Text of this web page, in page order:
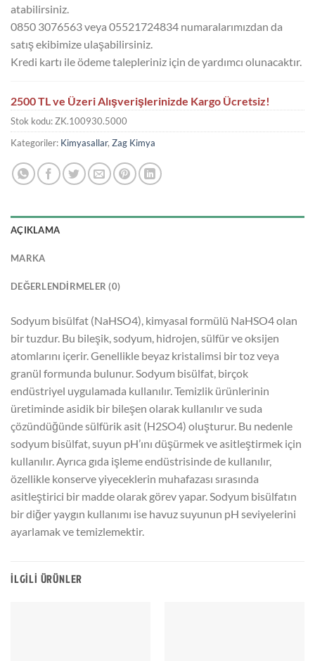
atabilirsiniz.
0850 3076563 veya 05521724834 numaralarımızdan da
satış ekibimize ulaşabilirsiniz.
Kredi kartı ile ödeme talepleriniz için de yardımcı olunacaktır.
2500 TL ve Üzeri Alışverişlerinizde Kargo Ücretsiz!
Stok kodu:ZK.100930.5000
Kategoriler: Kimyasallar, Zag Kimya
AÇIKLAMA
MARKA
DEĞERLENDIRMELER (0)
Sodyum bisülfat (NaHSO4), kimyasal formülü NaHSO4 olan
bir tuzdur. Bu bileşik, sodyum, hidrojen, sülfür ve oksijen
atomlarını içerir. Genellikle beyaz kristalimsi bir toz veya
granül formunda bulunur. Sodyum bisülfat, birçok
endüstriyel uygulamada kullanılır. Temizlik ürünlerinin
üretiminde asidik bir bileşen olarak kullanılır ve suda
çözündüğünde sülfürik asit (H2SO4) oluşturur. Bu nedenle
sodyum bisülfat, suyun pH’ını düşürmek ve asitleştirmek için
kullanılır. Ayrıca gıda işleme endüstrisinde de kullanılır,
özellikle konserve yiyeceklerin muhafazası sırasında
asitleştirici bir madde olarak görev yapar. Sodyum bisülfatın
bir diğer yaygın kullanımı ise havuz suyunun pH seviyelerini
ayarlamak ve temizlemektir.
İLGILI ÜRÜNLER